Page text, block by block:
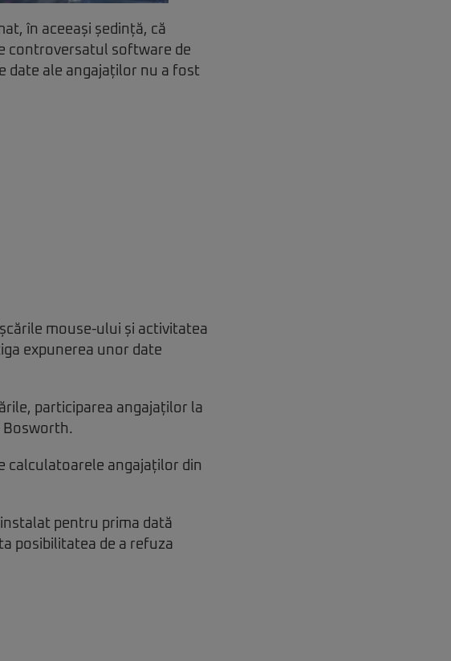
în aceeași ședință, că
controversatul software de
date ale angajaților nu a fost
mouse-ului și activitatea
expunerea unor date
participarea angajaților la
Bosworth.
calculatoarele angajaților din
pentru prima dată
posibilitatea de a refuza